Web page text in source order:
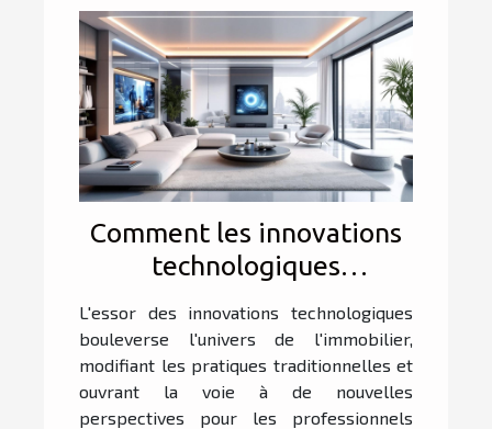
Comment les innovations
technologiques
l'immobilier ?
L'essor des innovations technologiques
bouleverse l'univers de l'immobilier,
modifiant les pratiques traditionnelles et
ouvrant la voie à de nouvelles
perspectives pour les professionnels